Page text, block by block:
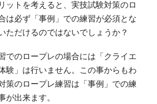
ットを考えると、実技試験対策のロ
は必ず「事例」での練習が必須とな
ただけるのではないでしょうか？
でのロープレの場合には「クライエ
験」は行いません。この事からもわ
策のロープレ練習は「事例」での練
が出来ます。